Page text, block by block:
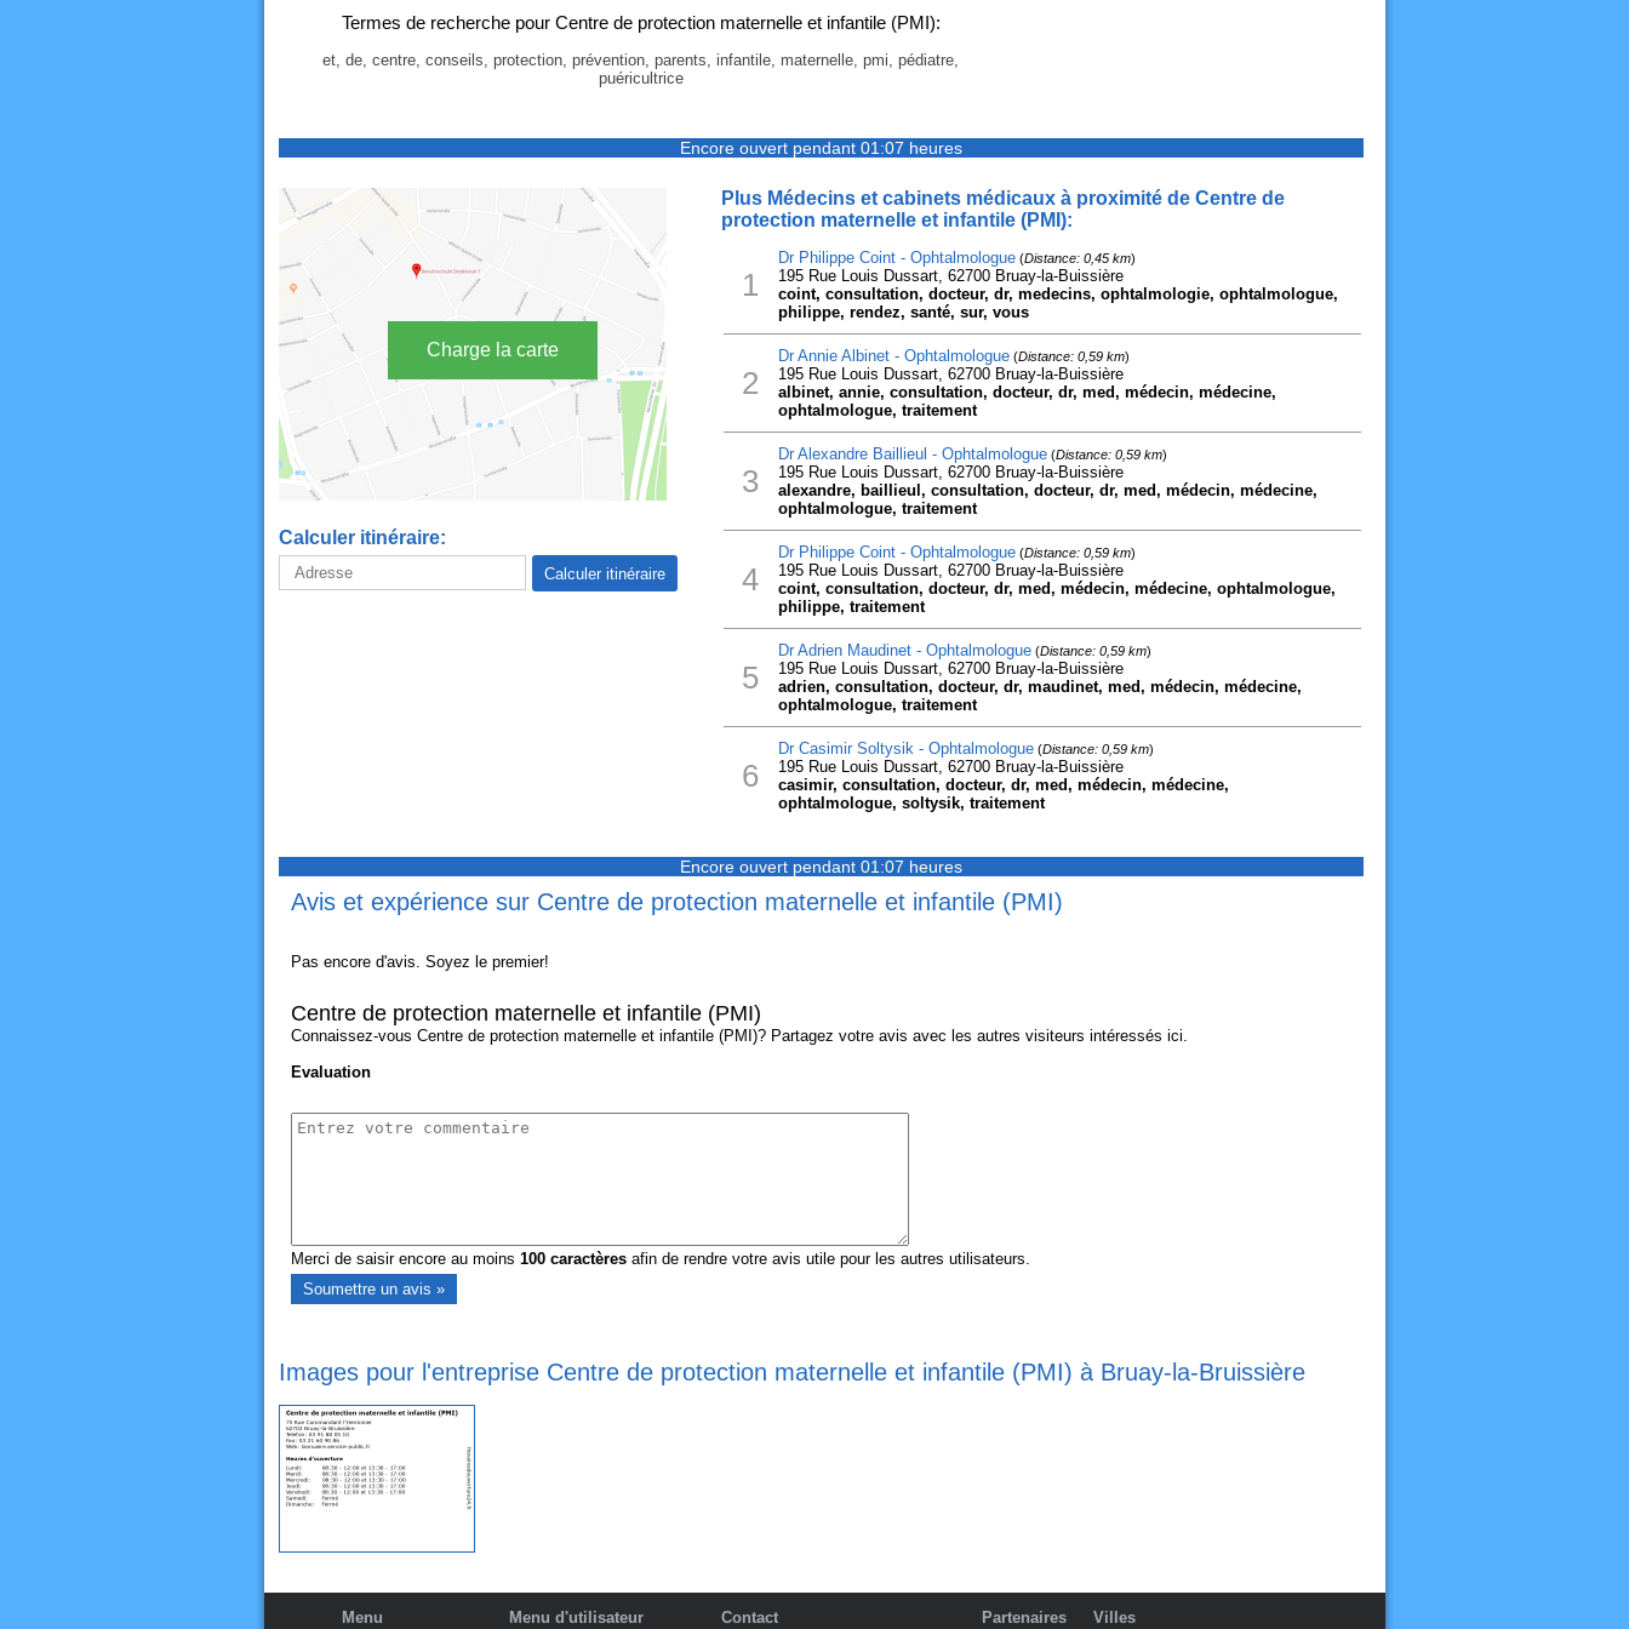
Termes de recherche pour Centre de protection maternelle et infantile (PMI):
et, de, centre, conseils, protection, prévention, parents, infantile, maternelle, pmi, pédiatre,
puéricultrice
Encore ouvert pendant 01:07 heures
Charge la carte
Calculer itinéraire:
Plus Médecins et cabinets médicaux à proximité de Centre de
protection maternelle et infantile (PMI):
1
Dr Philippe Coint - Ophtalmologue(Distance: 0,45 km)
195 Rue Louis Dussart, 62700 Bruay-la-Buissière
coint, consultation, docteur, dr, medecins, ophtalmologie, ophtalmologue,
philippe, rendez, santé, sur, vous
2
Dr Annie Albinet - Ophtalmologue(Distance: 0,59 km)
195 Rue Louis Dussart, 62700 Bruay-la-Buissière
albinet, annie, consultation, docteur, dr, med, médecin, médecine,
ophtalmologue, traitement
3
Dr Alexandre Baillieul - Ophtalmologue(Distance: 0,59 km)
195 Rue Louis Dussart, 62700 Bruay-la-Buissière
alexandre, baillieul, consultation, docteur, dr, med, médecin, médecine,
ophtalmologue, traitement
4
Dr Philippe Coint - Ophtalmologue(Distance: 0,59 km)
195 Rue Louis Dussart, 62700 Bruay-la-Buissière
coint, consultation, docteur, dr, med, médecin, médecine, ophtalmologue,
philippe, traitement
5
Dr Adrien Maudinet - Ophtalmologue(Distance: 0,59 km)
195 Rue Louis Dussart, 62700 Bruay-la-Buissière
adrien, consultation, docteur, dr, maudinet, med, médecin, médecine,
ophtalmologue, traitement
6
Dr Casimir Soltysik - Ophtalmologue(Distance: 0,59 km)
195 Rue Louis Dussart, 62700 Bruay-la-Buissière
casimir, consultation, docteur, dr, med, médecin, médecine,
ophtalmologue, soltysik, traitement
Encore ouvert pendant 01:07 heures
Avis et expérience sur Centre de protection maternelle et infantile (PMI)
Pas encore d'avis. Soyez le premier!
Centre de protection maternelle et infantile (PMI)
Connaissez-vous Centre de protection maternelle et infantile (PMI)? Partagez votre avis avec les autres visiteurs intéressés ici.
Evaluation
Merci de saisir encore au moins 100caractèresafin de rendre votre avis utile pour les autres utilisateurs.
Images pour l'entreprise Centre de protection maternelle et infantile (PMI) à Bruay-la-Bruissière
Menu
Menu d'utilisateur
Contact
Partenaires
Villes